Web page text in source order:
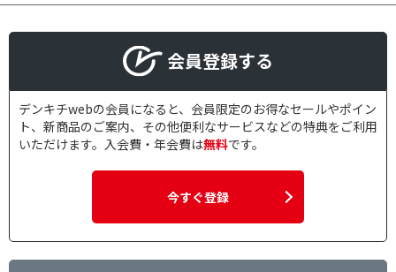
会員登録する
デンキチwebの会員になると、会員限定のお得なセールやポイン
ト、新商品のご案内、その他便利なサービスなどの特典をご利用
いただけます。入会費・年会費は無料です。
今すぐ登録